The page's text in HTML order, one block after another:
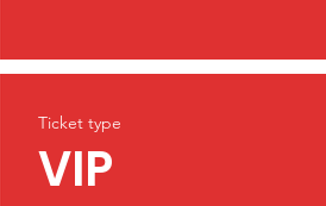
Ticket type
VIP